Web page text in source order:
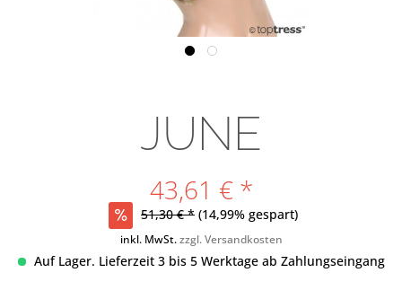
JUNE
43,61 € *
51,30 € * (14,99% gespart)
inkl. MwSt.zzgl. Versandkosten
Auf Lager. Lieferzeit 3 bis 5 Werktage ab Zahlungseingang